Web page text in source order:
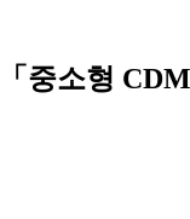
중소형